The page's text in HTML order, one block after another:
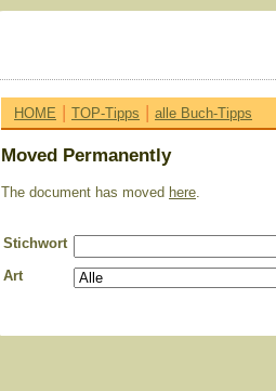
HOME | TOP-Tipps | alle Buch-Tipps
Moved Permanently
The document has moved here.
Stichwort
Art